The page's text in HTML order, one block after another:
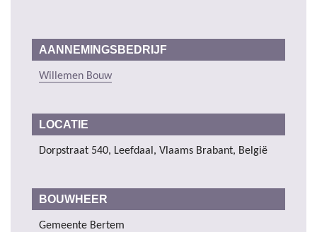
AANNEMINGSBEDRIJF
Willemen Bouw
LOCATIE
Dorpstraat 540, Leefdaal, Vlaams Brabant, België
BOUWHEER
Gemeente Bertem